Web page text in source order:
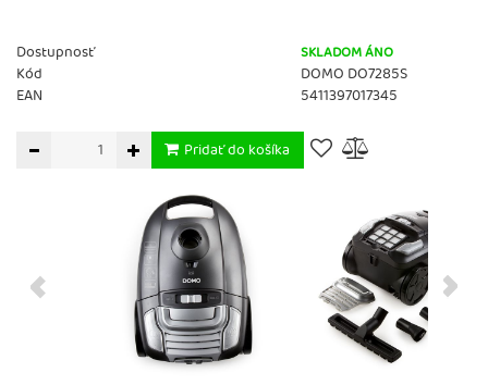
Dostupnosť SKLADOM ÁNO
Kód
DOMO DO7285S
EAN
5411397017345
Pridať do košíka